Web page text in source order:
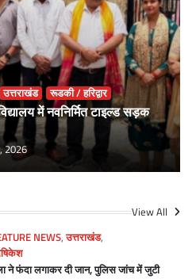
उत्तराखंड रूडकी / हरिद्वार
में नवनिर्मित टाइल्ड सड़क
2026
View All
NEWS,उत्तराखंड,
ने फंदा लगाकर दी जान, पुलिस जांच में जुटी